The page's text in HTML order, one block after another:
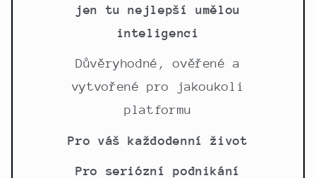
jen tu nejlepší umělou
inteligenci
Důvěryhodné, ověřené a
vytvořené pro jakoukoli
platformu
Pro váš každodenní život
Pro seriózní podnikání